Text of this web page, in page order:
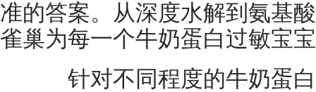
准的答案。从深度水解到氨基
雀巢为每一个牛奶蛋白过敏宝
针对不同程度的牛奶蛋白